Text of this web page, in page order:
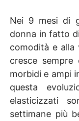
Nei 9 mesi di
donna in fatto
comodità e alla
cresce
morbidi e ampi
questa
elasticizzati
settimane più